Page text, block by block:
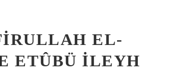
EL-
ETÛBÜ ILEYH